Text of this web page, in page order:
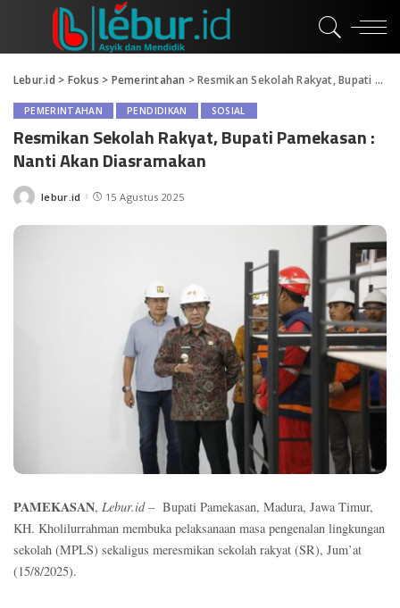
Lebur.id > Fokus > Pemerintahan >Resmikan Sekolah Rakyat, Bupati Pamekasan : Nanti Akan Diasramakan
PEMERINTAHAN PENDIDIKAN SOSIAL
Resmikan Sekolah Rakyat, Bupati Pamekasan :
Nanti Akan Diasramakan
Posted
lebur.id 15 Agustus 2025
PAMEKASAN, Lebur.id– Bupati Pamekasan, Madura, Jawa Timur,
KH. Kholilurrahman membuka pelaksanaan masa pengenalan lingkungan
sekolah (MPLS) sekaligus meresmikan sekolah rakyat (SR), Jum’at
(15/8/2025).